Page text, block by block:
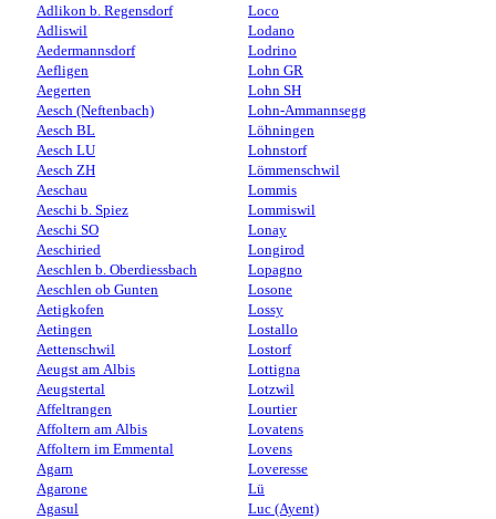
Adlikon b. Regensdorf
Adliswil
Aedermannsdorf
Aefligen
Aegerten
Aesch (Neftenbach)
Aesch BL
Aesch LU
Aesch ZH
Aeschau
Aeschi b. Spiez
Aeschi SO
Aeschiried
Aeschlen b. Oberdiessbach
Aeschlen ob Gunten
Aetigkofen
Aetingen
Aettenschwil
Aeugst am Albis
Aeugstertal
Affeltrangen
Affoltern am Albis
Affoltern im Emmental
Agarn
Agarone
Agasul
Loco
Lodano
Lodrino
Lohn GR
Lohn SH
Lohn-Ammannsegg
Löhningen
Lohnstorf
Lömmenschwil
Lommis
Lommiswil
Lonay
Longirod
Lopagno
Losone
Lossy
Lostallo
Lostorf
Lottigna
Lotzwil
Lourtier
Lovatens
Lovens
Loveresse
Lü
Luc (Ayent)